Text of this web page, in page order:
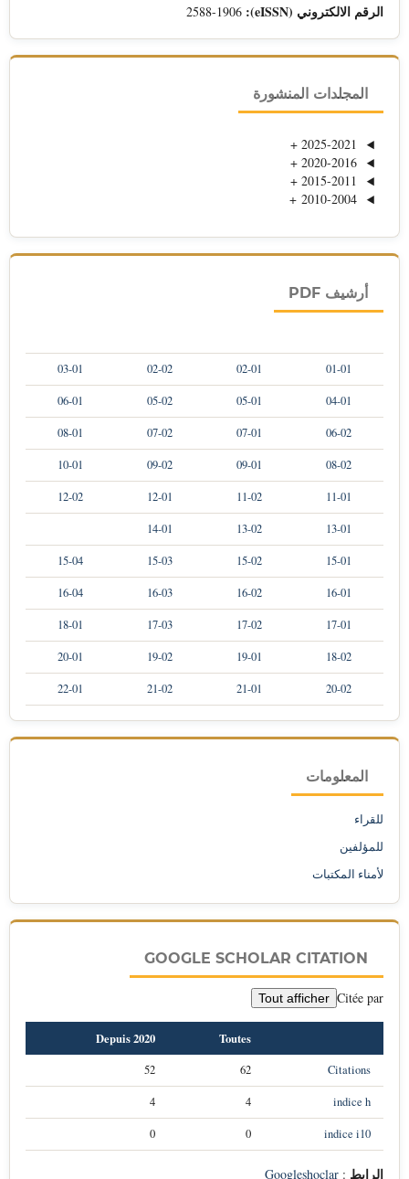
الرقم الالكتروني (eISSN):
المجلدات المنشورة
+
2020-2016
+
+
2010-2004
+
أرشيف PDF
01-01
02-01
02-02
03-01
04-01
05-01
05-02
06-01
06-02
07-01
07-02
08-01
08-02
09-01
09-02
10-01
11-01
11-02
12-01
12-02
13-01
13-02
14-01
15-01
15-02
15-03
15-04
16-01
16-02
16-03
16-04
17-01
17-02
17-03
18-01
18-02
19-01
19-02
20-01
20-02
21-01
21-02
22-01
المعلومات
للقراء
للمؤلفين
لأمناء المكتبات
GOOGLE SCHOLAR CITATION
Citée par
Tout afficher
Toutes
Depuis 2020
Citations
62
52
indice h
4
4
indice i10
0
0
الرابط :
Googleshoclar